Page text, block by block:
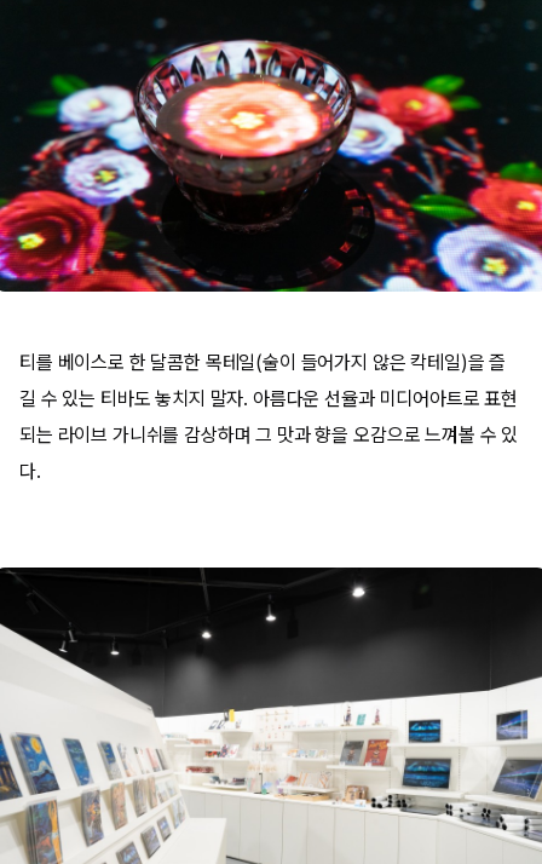
티를 베이스로 한 달콤한 목테일(술이 들어가지 않은 칵테일)을 즐
길 수 있는 티바도 놓치지 말자. 아름다운 선율과 미디어아트로 표현
되는 라이브 가니쉬를 감상하며 그 맛과 향을 오감으로 느껴볼 수 있
다.